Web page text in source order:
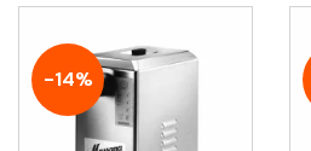
-14%